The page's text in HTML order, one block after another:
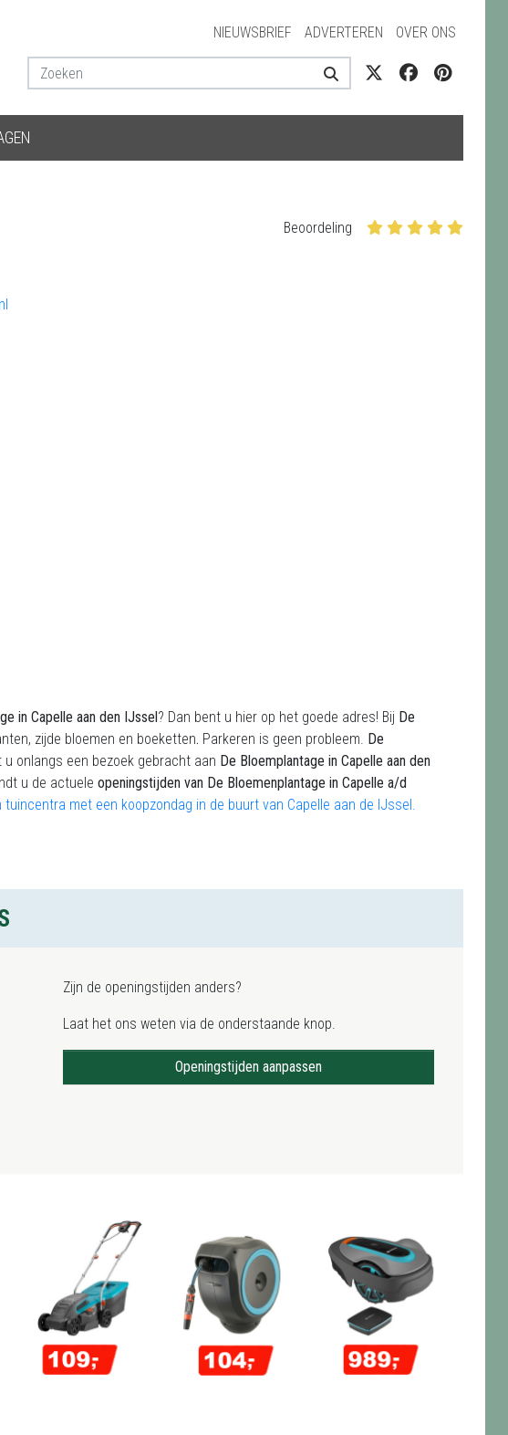
NIEUWSBRIEF ADVERTEREN OVER ONS
Beoordeling
in Capelle aan den IJssel? Dan bent u hier op het goede adres! Bij De
zijde bloemen en boeketten. Parkeren is geen probleem. De
onlangs een bezoek gebracht aan De Bloemplantage in Capelle aan den
u de actuele openingstijden van De Bloemenplantage in Capelle a/d
tuincentra met een koopzondag in de buurt van Capelle aan de IJssel.
Zijn de openingstijden anders?
Laat het ons weten via de onderstaande knop.
Openingstijden aanpassen